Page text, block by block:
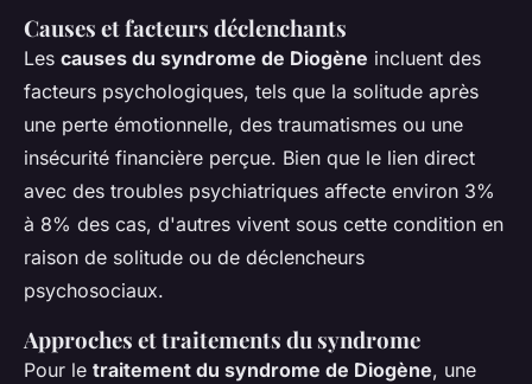
Causes et facteurs déclenchants
Les causes du syndrome de Diogène incluent des
facteurs psychologiques, tels que la solitude après
une perte émotionnelle, des traumatismes ou une
insécurité financière perçue. Bien que le lien direct
avec des troubles psychiatriques affecte environ 3%
à 8% des cas, d'autres vivent sous cette condition en
raison de solitude ou de déclencheurs
psychosociaux.
Approches et traitements du syndrome
Pour le traitement du syndrome de Diogène, une